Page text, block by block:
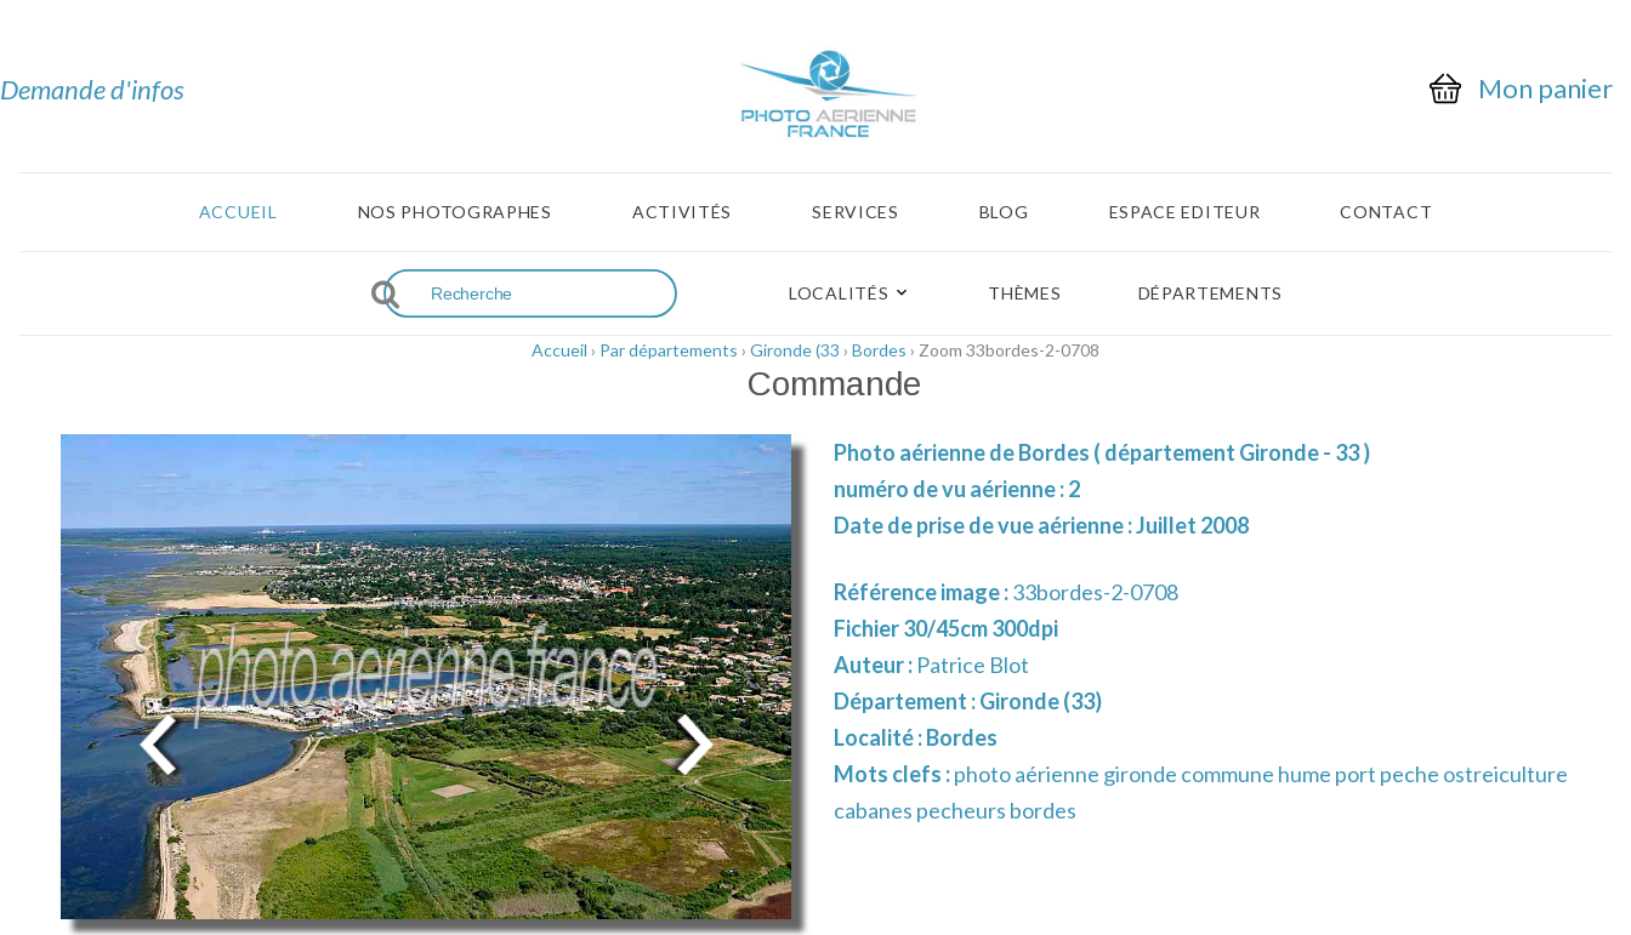
Demande d'infos Mon panier
ACCUEIL NOS PHOTOGRAPHES ACTIVITÉS SERVICES BLOG ESPACE EDITEUR CONTACT
LOCALITÉS THÈMES DÉPARTEMENTS
Accueil › Par départements › Gironde (33 › Bordes › Zoom 33bordes-2-0708
Commande
Photo aérienne de Bordes ( département Gironde - 33 )
numéro de vu aérienne : 2
Date de prise de vue aérienne : Juillet 2008
Référence image :33bordes-2-0708
Fichier 30/45cm 300dpi
Auteur : Patrice Blot
Département :Gironde (33)
Localité :Bordes
Mots clefs :photo aérienne gironde commune hume port peche ostreiculture
cabanes pecheurs bordes